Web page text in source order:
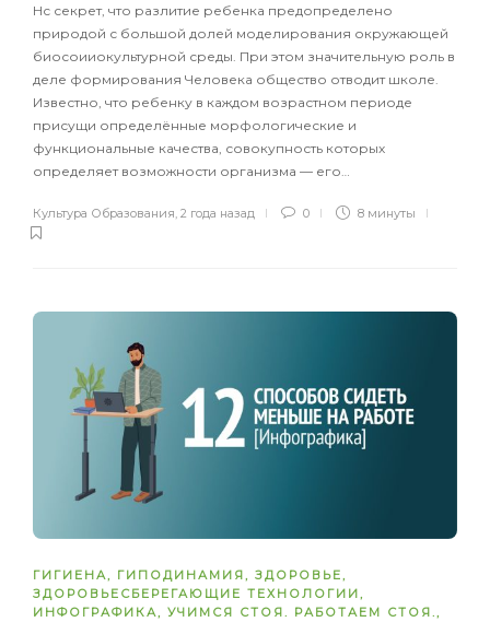
Нс секрет, что разлитие ребенка предопределено
природой с большой долей моделирования окружающей
биосоииокультурной среды. При этом значительную роль в
деле формирования Человека общество отводит школе.
Известно, что ребенку в каждом возрастном периоде
присущи определённые морфологические и
функциональные качества, совокупность которых
определяет возможности организма — его…
Культура Образования 2 года назад 0 8 минуты
ГИГИЕНА, ГИПОДИНАМИЯ, ЗДОРОВЬЕ,
ЗДОРОВЬЕСБЕРЕГАЮЩИЕ ТЕХНОЛОГИИ,
ИНФОГРАФИКА, УЧИМСЯ СТОЯ. РАБОТАЕМ СТОЯ.,